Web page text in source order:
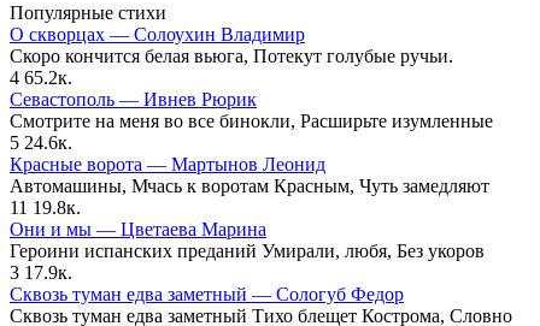
Популярные стихи
О скворцах — Солоухин Владимир
Скоро кончится белая вьюга, Потекут голубые ручьи.
4 65.2к.
Севастополь — Ивнев Рюрик
Смотрите на меня во все бинокли, Расширьте изумленные
5 24.6к.
Красные ворота — Мартынов Леонид
Автомашины, Мчась к воротам Красным, Чуть замедляют
11 19.8к.
Они и мы — Цветаева Марина
Героини испанских преданий Умирали, любя, Без укоров
3 17.9к.
Сквозь туман едва заметный — Сологуб Федор
Сквозь туман едва заметный Тихо блещет Кострома, Словно